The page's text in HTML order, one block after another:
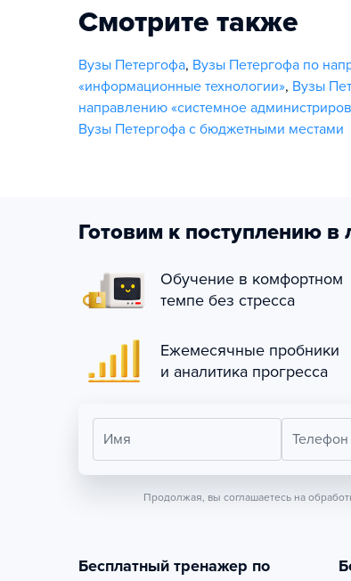
Смотрите также
Вузы Петергофа, Вузы Петергофа по
«информационные технологии», Вузы
направлению «системное
Вузы Петергофа с бюджетными местами
Готовим к поступлению
Обучение в комфортном
темпе без стресса
Ежемесячные пробники
и аналитика прогресса
Имя Телефон
Продолжая, вы соглашаетесь на
Бесплатный тренажер по